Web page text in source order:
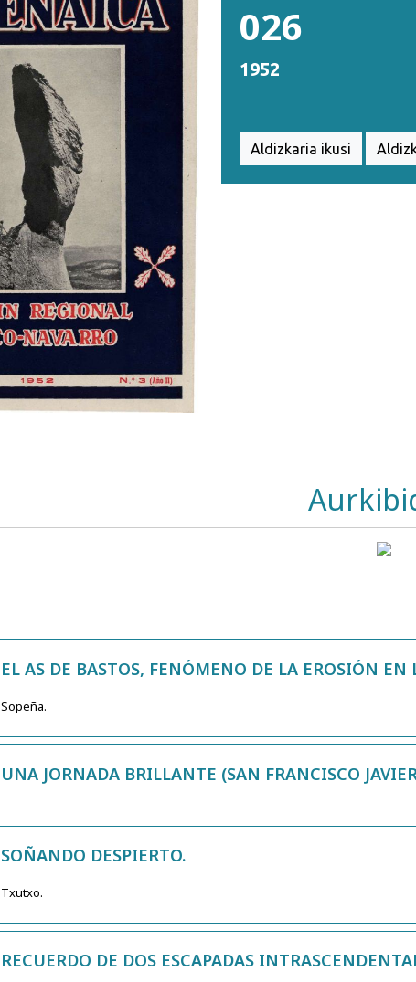
026
1952
Aldizkaria ikusi
EL AS DE BASTOS, FENÓMENO DE LA EROSIÓN EN
Sopeña.
UNA JORNADA BRILLANTE (SAN FRANCISCO
SOÑANDO DESPIERTO.
Txutxo.
RECUERDO DE DOS ESCAPADAS